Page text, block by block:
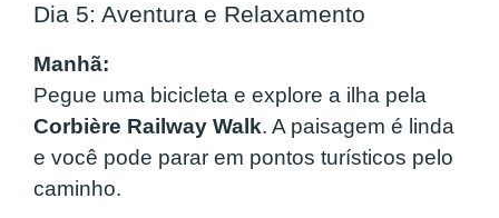
Dia 5: Aventura e Relaxamento
Manhã:
Pegue uma bicicleta e explore a ilha pela
Corbière Railway Walk. A paisagem é linda
e você pode parar em pontos turísticos pelo
caminho.